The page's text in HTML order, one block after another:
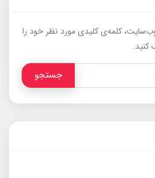
کلمه‌ی کلیدی مورد نظر خود را
کنید.
جستجو